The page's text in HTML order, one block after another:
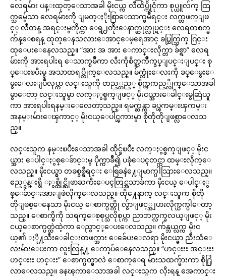
လေရမ်ား ပန္းထုတ္ေသာအခါ မိုးငယ္က လီထိပ္ကိုငုံကာ စုပ္ယူလ်က္ ထြ
က္သမွ်ေသာ လေရမ်ားကို ျမတ္ႏိုးစြာေသာက္ၿမိဳရင္း လက္တဖက္ျဖ
င့္ လီတန္ အရင္းမွကိုင္ကာ ေရွ႕တိုးေနာက္ဆုတ္လုပ္ရင္း လေရတစက္မ
က်န္ေစရန္ ထုတ္ေနသလားေအာင္ေမ့ရေအာင္ ခပ္သြက္သြက္ ဂြင္း
ထုေပးေနေလသည္။ “အား အ အား ေကာင္းလိုက္တာ ခ်စ္ရာ” လေရ
မ်ားကို အားရပါးရ ေသာက္ၿမိဳကာ လီးကိုစိတ္ႀကိဳက္ခပ္ျပင္းျပင္း စု
ပ္ေပးၿပီးမွ အသာထရပ္လိုက္ေလသည္။ မ်က္လုံးေလးကို ခပ္ေမွးေ
မွးေလးျပဳလုပ္ကာ လင္းသူကို တည့္တည့္ စိုက္ၾကည့္လိုက္ေသာအခါ
မွာေတာ့ လင္းသူမွာ လက္ႏွစ္ဖက္ျဖင့္ မိုးငယ္အားေခါင္းမွဆြဲယူ
ကာ အားရပါးရနမ္းေလေတာ့သည္။ ရမက္ဆန္ကာ ခပ္ၾကမ္းၾကမ္း
အနမ္းမ်ားေၾကာင့္ မိုးငယ္ေပါင္ၾကားမွာ စိုတိုတိုျဖစ္လာေလသ
ည္။
လင္းသူက နမ္းၿပီးေသာအခါ ထိုင္ခ်ၿပီး လက္ႏွစ္ဖက္ျဖင့္ မိုးင
ယ္အား ေပါင္ႏွစ္ေခ်ာင္းမွ ပိုက္ကာခ်ီ၍ ပခုံေပၚတင္ကာ ထမ္းလိုက္ေ
လသည္။ မိုးငယ္မွာ တခစ္ခစ္ရီရင္း ေစြခနဲ႔ေျမာက္ပါသြားေလသည္။
ဧည့္ခန္းရွိ ႏွစ္ထိုင္ဆိုဖာႀကီးေပၚတြင္အသာခ်ကာ မိုးငယ္ ေပါင္ႏွ
စ္ေခ်ာင္းအားျဖဲလိုက္ေလသည္။ ထို႔ေနာက္ လင္းသူက စိုတို
တိုျဖစ္ေနေသာ မိုးငယ္ ေစာက္ပတ္ကို လွ်ာျဖင့္အျပားလိုက္ယက္ပါေတာ့
သည္။ ေစာက္စိကို သရက္ေစ့စုပ္သလိုစုပ္ကာ ညာဘက္လက္ခလယ္ျဖင့္ မိုး
ငယ္ေစာက္ပတ္ထဲထဲ့ကာ ေညွာင့္ေပးေလသည္။ က်န္ဘယ္လက္က မိုးင
ယ္၏ ႏို႔သီးေခါင္းတဖက္အား ေခ်ေပးေလရာ မိုးငယ္မွာ ညီးသံေ
လးမ်ားေပးကာ လူးလြန္႔ ေကာ့ပ်ံေနေလသည္။ “ဟင္းးး အင္းးး
ဟင္းးး ဟင္းး” ေစာက္ပတ္မွာလဲ ေစာက္ေရ မ်ားသထက္မ်ားကာ စို႐ြဲ
လာေလသည္။ ခနၾကာေသာအခါ လင္းသူက လိုးရန္ အေကာင္း